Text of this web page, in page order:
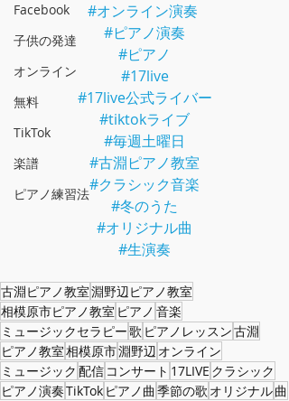
Facebook
子供の発達
オンライン
無料
TikTok
楽譜
ピアノ練習法
#オンライン演奏
#ピアノ演奏
#ピアノ
#17live
#17live公式ライバー
#tiktokライブ
#毎週土曜日
#古淵ピアノ教室
#クラシック音楽
#冬のうた
#オリジナル曲
#生演奏
古淵ピアノ教室淵野辺ピアノ教室
相模原市ピアノ教室 ピアノ 音楽
ミュージックセラピー歌 ピアノレッスン古淵
ピアノ教室相模原市淵野辺 オンライン
ミュージック 配信 コンサート 17LIVE クラシック
ピアノ演奏TikTok ピアノ曲 季節の歌 オリジナル曲